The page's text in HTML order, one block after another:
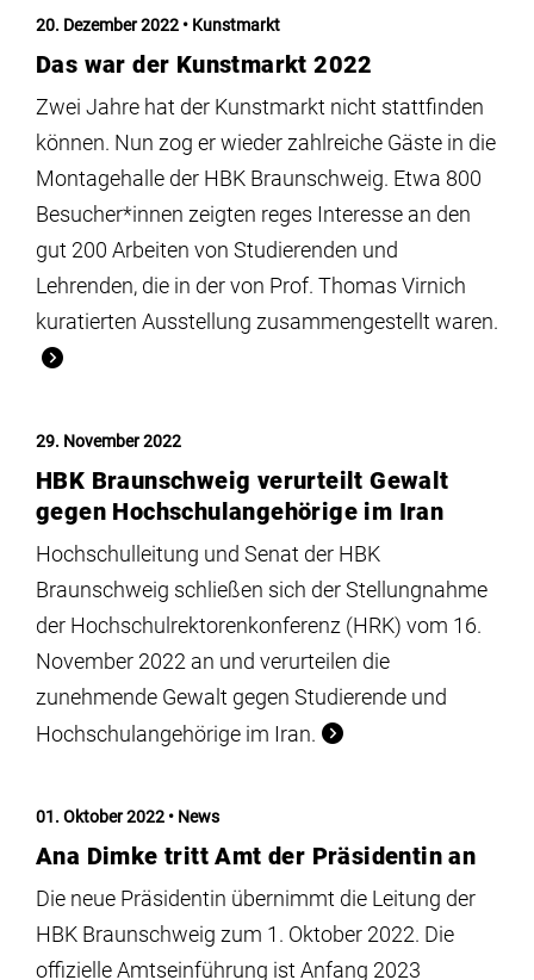
Institute
Forschung
Infrastruktur
Aktuelles
meinstudium
20. Dezember 2022 Kunstmarkt
Das war der Kunstmarkt 2022
Zwei Jahre hat der Kunstmarkt nicht stattfinden
können. Nun zog er wieder zahlreiche Gäste in die
Montagehalle der HBK Braunschweig. Etwa 800
Besucher*innen zeigten reges Interesse an den
gut 200 Arbeiten von Studierenden und
Lehrenden, die in der von Prof. Thomas Virnich
kuratierten Ausstellung zusammengestellt waren.
29. November 2022
HBK Braunschweig verurteilt Gewalt
gegen Hochschulangehörige im Iran
Hochschulleitung und Senat der HBK
Braunschweig schließen sich der Stellungnahme
der Hochschulrektorenkonferenz (HRK) vom 16.
November 2022 an und verurteilen die
zunehmende Gewalt gegen Studierende und
Hochschulangehörige im Iran.
01. Oktober 2022 News
Ana Dimke tritt Amt der Präsidentin an
Die neue Präsidentin übernimmt die Leitung der
HBK Braunschweig zum 1. Oktober 2022. Die
offizielle Amtseinführung ist Anfang 2023